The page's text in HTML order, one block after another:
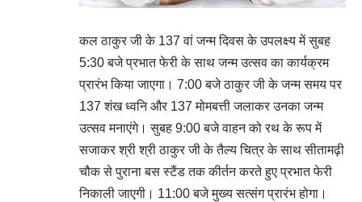
कल ठाकुर जी के 137 वां जन्म दिवस के उपलक्ष्य में सुबह
5:30 बजे प्रभात फेरी के साथ जन्म उत्सव का कार्यक्रम
प्रारंभ किया जाएगा। 7:00 बजे ठाकुर जी के जन्म समय पर
137 शंख ध्वनि और 137 मोमबत्ती जलाकर उनका जन्म
उत्सव मनाएंगे। सुबह 9:00 बजे वाहन को रथ के रूप में
सजाकर श्री श्री ठाकुर जी के तैल्य चित्र के साथ सीतामढ़ी
चौक से पुराना बस स्टैंड तक कीर्तन करते हुए प्रभात फेरी
निकाली जाएगी। 11:00 बजे मुख्य सत्संग प्रारंभ होगा।